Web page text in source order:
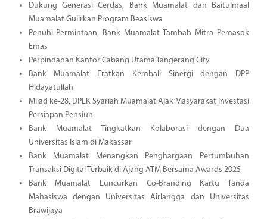
Dukung Generasi Cerdas, Bank Muamalat dan Baitulmaal
Muamalat Gulirkan Program Beasiswa
Penuhi Permintaan, Bank Muamalat Tambah Mitra Pemasok
Emas
Perpindahan Kantor Cabang Utama Tangerang City
Bank Muamalat Eratkan Kembali Sinergi dengan DPP
Hidayatullah
Milad ke-28, DPLK Syariah Muamalat Ajak Masyarakat Investasi
Persiapan Pensiun
Bank Muamalat Tingkatkan Kolaborasi dengan Dua
Universitas Islam di Makassar
Bank Muamalat Menangkan Penghargaan Pertumbuhan
Transaksi Digital Terbaik di Ajang ATM Bersama Awards 2025
Bank Muamalat Luncurkan Co-Branding Kartu Tanda
Mahasiswa dengan Universitas Airlangga dan Universitas
Brawijaya